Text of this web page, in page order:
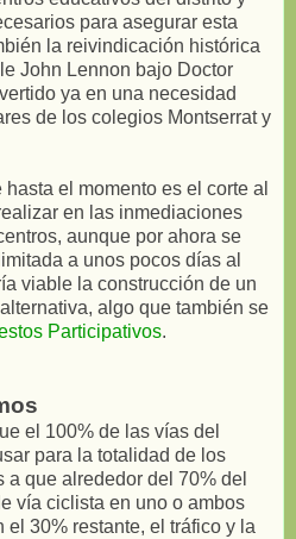
para asegurar esta
la reivindicación histórica
John Lennon bajo Doctor
ya en una necesidad
de los colegios Montserrat y
el momento es el corte al
en las inmediaciones
aunque por ahora se
a unos pocos días al
viable la construcción de un
algo que también se
Participativos.
el 100% de las vías del
para la totalidad de los
que alrededor del 70% del
vía ciclista en uno o ambos
el 30% restante, el tráfico y la